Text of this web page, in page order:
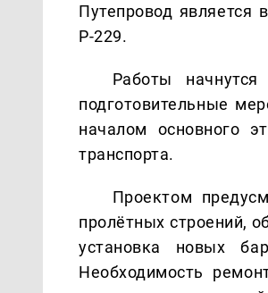
Путепровод
Р-229.
Работы
подготовительные
началом основного
транспорта.
Проектом
пролётных строений,
установка новых
Необходимость